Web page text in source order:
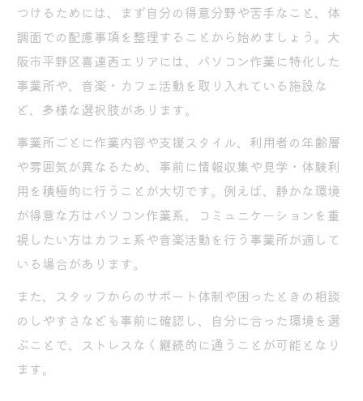
つけるためには、まず自分の得意分野や苦手なこと、体
調面での配慮事項を整理することから始めましょう。大
阪市平野区喜連西エリアには、パソコン作業に特化した
事業所や、音楽・カフェ活動を取り入れている施設な
ど、多様な選択肢があります。
事業所ごとに作業内容や支援スタイル、利用者の年齢層
や雰囲気が異なるため、事前に情報収集や見学・体験利
用を積極的に行うことが大切です。例えば、静かな環境
が得意な方はパソコン作業系、コミュニケーションを重
視したい方はカフェ系や音楽活動を行う事業所が適して
いる場合があります。
また、スタッフからのサポート体制や困ったときの相談
のしやすさなども事前に確認し、自分に合った環境を選
ぶことで、ストレスなく継続的に通うことが可能となり
ます。